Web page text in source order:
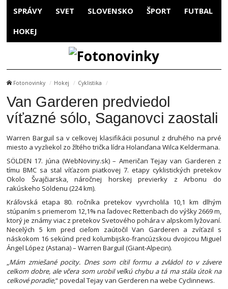
SPRÁVY SVET SLOVENSKO ŠPORT FUTBAL
HOKEJ
Fotonovinky Hokej Cyklistika
Van Garderen predviedol
víťazné sólo, Saganovci zaostali
Warren Barguil sa v celkovej klasifikácii posunul z druhého na prvé
miesto a vyzliekol zo žltého trička lídra Holanďana Wilca Keldermana.
SÖLDEN 17. júna (WebNoviny.sk) – Američan Tejay van Garderen z
tímu BMC sa stal víťazom piatkovej 7. etapy cyklistických pretekov
Okolo Švajčiarska, náročnej horskej previerky z Arbonu do
rakúskeho Söldenu (224 km).
Kráľovská etapa 80. ročníka pretekov vyvrcholila 10,1 km dlhým
stúpaním s priemerom 12,1% na ľadovec Rettenbach do výšky 2669 m,
ktorý je známy viac z pretekov Svetového pohára v alpskom lyžovaní.
Necelých 5 km pred cieľom zaútočil Van Garderen a zvíťazil s
náskokom 16 sekúnd pred kolumbijsko-francúzskou dvojicou Miguel
Ángel López (Astana) – Warren Barguil (Giant-Alpecin).
„Mám zmiešané pocity. Dnes som cítil formu a zvládol to v závere
celkom dobre, ale včera som urobil veľkú chybu a tá ma stála útok na
celkové poradie,“ povedal Tejay van Gerderen na webe Cyclinnews.